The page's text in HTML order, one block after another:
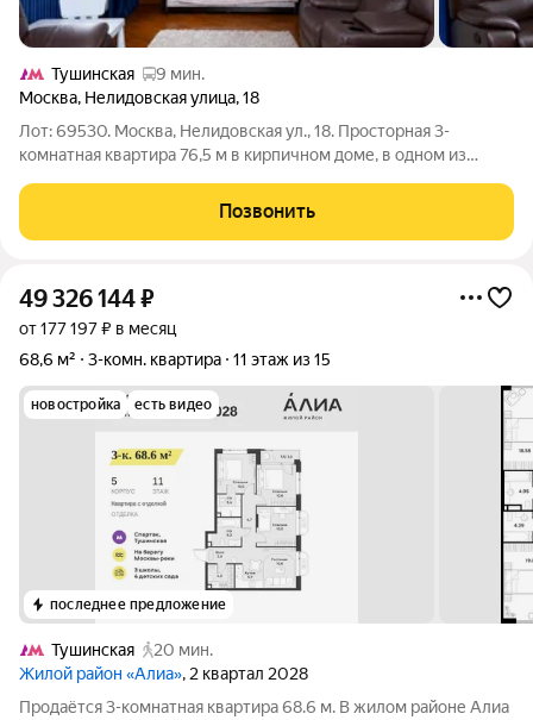
Тушинская
9 мин.
Москва, Нелидовская улица,18
Лот: 69530. Москва, Нелидовская ул., 18. Просторная 3-
комнатная квартира 76,5 м в кирпичном доме, в одном из
Тушино; 57 минут пешком до метро «Сходненская». Квартира
расположена на комфортном 3 этаже
Позвонить
49 326 144₽
от 177 197 ₽ в месяц
68,6 м²
3-комн. квартира 11 этаж из 15
новостройка есть видео
последнее предложение
Тушинская
20 мин.
Жилой район «Алиа», 2 квартал 2028
Продаётся 3-комнатная квартира 68.6 м. В жилом районе Алиа